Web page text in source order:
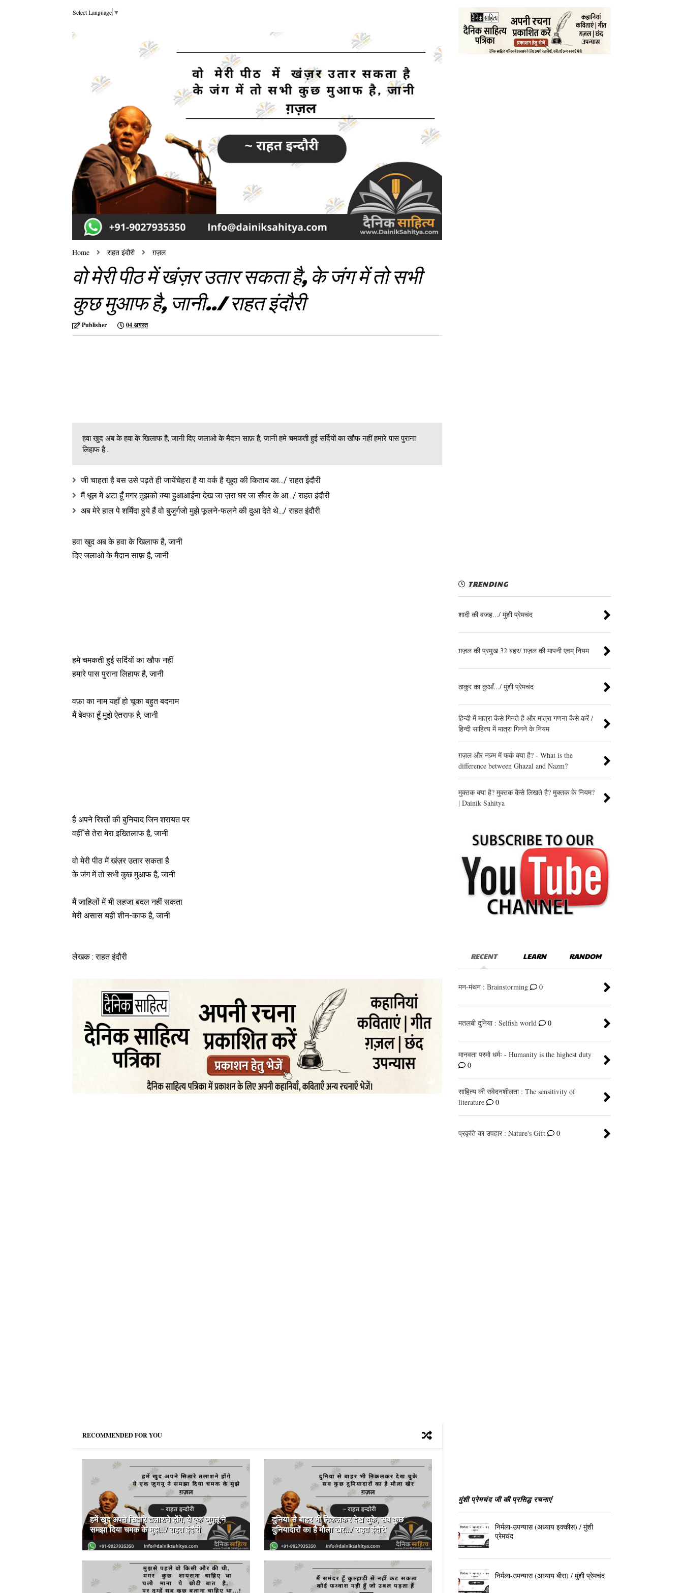
Select Language ▼
Home राहत इंदौरी ग़ज़ल
वो मेरी पीठ में खंज़र उतार सकता है, के जंग में तो सभी
कुछ मुआफ है, जानी../ राहत इंदौरी
Publisher 04 अगस्त
हवा खुद अब के हवा के खिलाफ है, जानी दिए जलाओ के मैदान साफ़ है, जानी हमे चमकती हुई सर्दियों का खौफ नहीं हमारे पास पुराना
लिहाफ है...
जी चाहता है बस उसे पढ़ते ही जायेंचेहरा है या वर्क है खुदा की किताब का.../ राहत इंदौरी
मैं धूल में अटा हूँ मगर तुझको क्या हुआआईना देख जा ज़रा घर जा सँवर के आ.../ राहत इंदौरी
अब मेरे हाल पे शर्मिंदा हुये हैं वो बुजुर्गजो मुझे फूलने-फलने की दुआ देते थे.../ राहत इंदौरी
हवा खुद अब के हवा के खिलाफ है, जानी
दिए जलाओ के मैदान साफ़ है, जानी
हमे चमकती हुई सर्दियों का खौफ नहीं
हमारे पास पुराना लिहाफ है, जानी
वफ़ा का नाम यहाँ हो चूका बहुत बदनाम
मैं बेवफा हूँ मुझे ऐतराफ है, जानी
है अपने रिश्तों की बुनियाद जिन शरायत पर
वहीँ से तेरा मेरा इख्तिलाफ है, जानी
वो मेरी पीठ में खंज़र उतार सकता है
के जंग में तो सभी कुछ मुआफ है, जानी
मैं जाहिलों में भी लहजा बदल नहीं सकता
मेरी असास यही शीन-काफ है, जानी
लेखक : राहत इंदौरी
RECOMMENDED FOR YOU
हमें खुद अपने सितारे तलाशने होंगे, ये एक जुगनू ने
समझा दिया चमक के मुझे.../ राहत इंदौरी
दुनिया से बाहर भी निकलकर देख चुके, सब कुछ
दुनियादारों का है मौला खैर.../ राहत इंदौरी
TRENDING
शादी की वजह.../ मुंशी प्रेमचंद
ग़ज़ल की प्रमुख 32 बहर/ ग़ज़ल की मापनी एवम् नियम
ठाकुर का कुआँ.../ मुंशी प्रेमचंद
हिन्दी में मात्रा कैसे गिनते है और मात्रा गणना कैसे करें /
हिन्दी साहित्य में मात्रा गिनने के नियम
ग़ज़ल और नज़्म में फर्क क्या है? - What is the
difference between Ghazal and Nazm?
मुक्तक क्या है? मुक्तक कैसे लिखते है? मुक्तक के नियम?
| Dainik Sahitya
RECENT LEARN RANDOM
मन-मंथन : Brainstorming 0
मतलबी दुनिया : Selfish world 0
मानवता परमो धर्मः - Humanity is the highest duty
0
साहित्य की संवेदनशीलता : The sensitivity of
literature
0
प्रकृति का उपहार : Nature's Gift 0
मुंशी प्रेमचंद जी की प्रसिद्ध रचनाएं
निर्मला-उपन्यास (अध्याय इक्कीस) / मुंशी
प्रेमचंद
निर्मला-उपन्यास (अध्याय बीस) / मुंशी प्रेमचंद